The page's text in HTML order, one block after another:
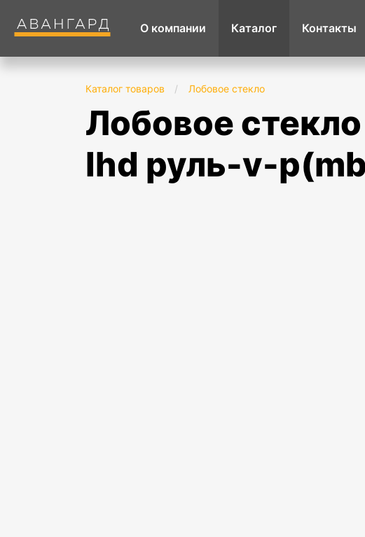
О компании Каталог Контакты
Каталог товаров / Лобовое стекло
лобовое стекло volkswagen amarok (2009-)
lhd руль-v-